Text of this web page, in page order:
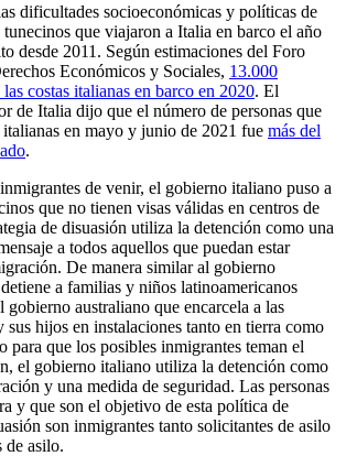
dificultades socioeconómicas y políticas de
que viajaron a Italia en barco el año
desde 2011. Según estimaciones del Foro
Económicos y Sociales, 13.000
costas italianas en barco en 2020. El
de Italia dijo que el número de personas que
italianas en mayo y junio de 2021 fue más del
.
de venir, el gobierno italiano puso a
que no tienen visas válidas en centros de
de disuasión utiliza la detención como una
a todos aquellos que puedan estar
De manera similar al gobierno
a familias y niños latinoamericanos
gobierno australiano que encarcela a las
sus hijos en instalaciones tanto en tierra como
para que los posibles inmigrantes teman el
el gobierno italiano utiliza la detención como
y una medida de seguridad. Las personas
y que son el objetivo de esta política de
son inmigrantes tanto solicitantes de asilo
de asilo.